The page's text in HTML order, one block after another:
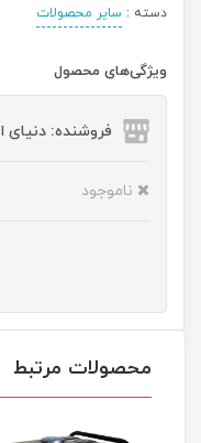
دسته : سایر محصولات
ویژگی‌های محصول
فروشنده: دنیای
ناموجود
محصولات مرتبط